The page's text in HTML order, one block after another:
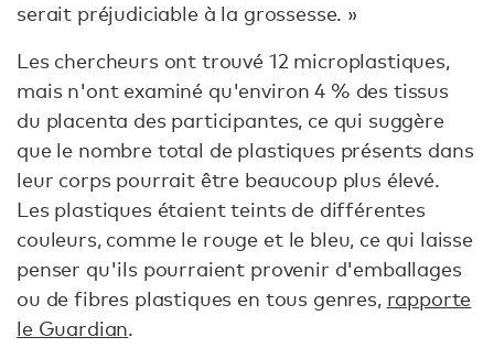
serait préjudiciable à la grossesse. »
Les chercheurs ont trouvé 12 microplastiques,
mais n'ont examiné qu'environ 4 % des tissus
du placenta des participantes, ce qui suggère
que le nombre total de plastiques présents dans
leur corps pourrait être beaucoup plus élevé.
Les plastiques étaient teints de différentes
couleurs, comme le rouge et le bleu, ce qui laisse
penser qu'ils pourraient provenir d'emballages
ou de fibres plastiques en tous genres, rapporte
le Guardian.